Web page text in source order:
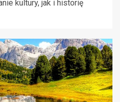
kultury, jak i historię